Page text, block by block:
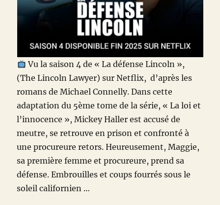
Vu la saison 4 de « La défense Lincoln »,
(The Lincoln Lawyer) sur Netflix, d’après les
romans de Michael Connelly. Dans cette
adaptation du 5ème tome de la série, « La loi et
l’innocence », Mickey Haller est accusé de
meutre, se retrouve en prison et confronté à
une procureure retors. Heureusement, Maggie,
sa première femme et procureure, prend sa
défense. Embrouilles et coups fourrés sous le
soleil californien …